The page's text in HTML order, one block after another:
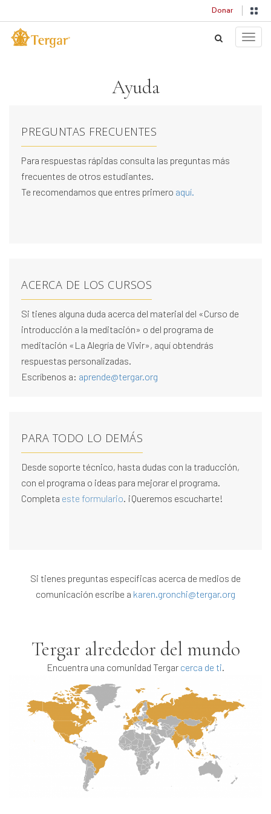
Donar
Ayuda
PREGUNTAS FRECUENTES
Para respuestas rápidas consulta las preguntas más
frecuentes de otros estudiantes.
Te recomendamos que entres primero aquí.
ACERCA DE LOS CURSOS
Si tienes alguna duda acerca del material del «Curso de
introducción a la meditación» o del programa de
meditación «La Alegría de Vivir», aquí obtendrás
respuestas personalizadas.
Escríbenos a: aprende@tergar.org
PARA TODO LO DEMÁS
Desde soporte técnico, hasta dudas con la traducción,
con el programa o ideas para mejorar el programa.
Completa este formulario. ¡Queremos escucharte!
Si tienes preguntas específicas acerca de medios de
comunicación escribe a karen.gronchi@tergar.org
Tergar alrededor del mundo
Encuentra una comunidad Tergar cerca de ti.